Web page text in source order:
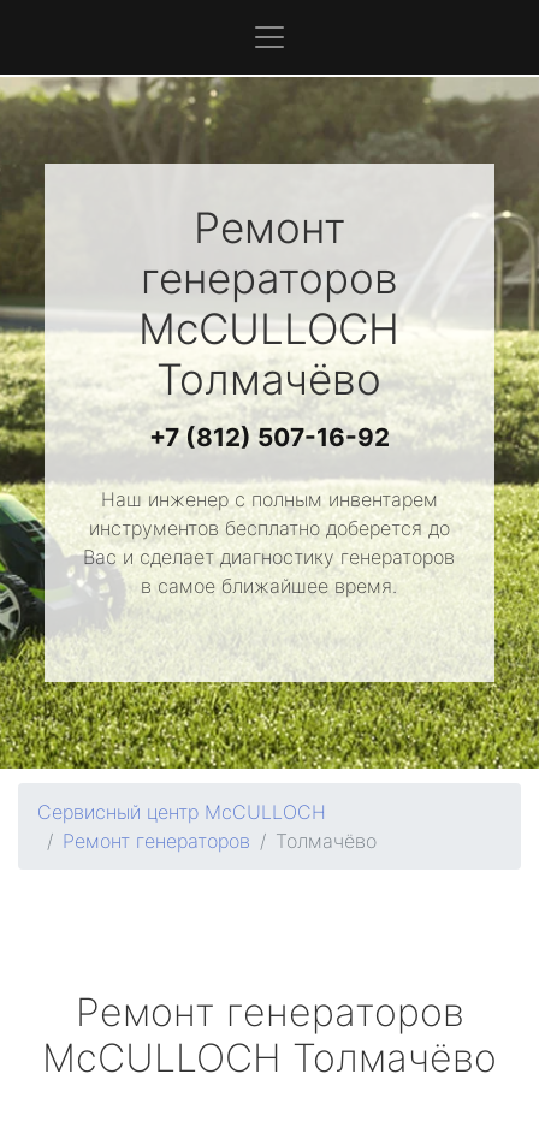
Ремонт
генераторов
McCULLOCH
Толмачёво
+7 (812) 507-16-92
Наш инженер с полным инвентарем
инструментов бесплатно доберется до
Вас и сделает диагностику генераторов
в самое ближайшее время.
Сервисный центр McCULLOCH
Ремонт генераторов
Толмачёво
Ремонт генераторов
McCULLOCH Толмачёво